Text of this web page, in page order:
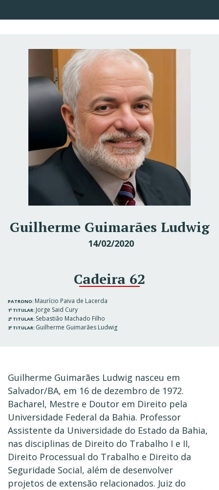
Guilherme Guimarães Ludwig
14/02/2020
Cadeira 62
PATRONO: Maurício Paiva de Lacerda
1º TITULAR: Jorge Said Cury
2º TITULAR: Sebastião Machado Filho
3º TITULAR: Guilherme Guimarães Ludwig
Guilherme Guimarães Ludwig nasceu em
Salvador/BA, em 16 de dezembro de 1972.
Bacharel, Mestre e Doutor em Direito pela
Universidade Federal da Bahia. Professor
Assistente da Universidade do Estado da Bahia,
nas disciplinas de Direito do Trabalho I e II,
Direito Processual do Trabalho e Direito da
Seguridade Social, além de desenvolver
projetos de extensão relacionados. Juiz do